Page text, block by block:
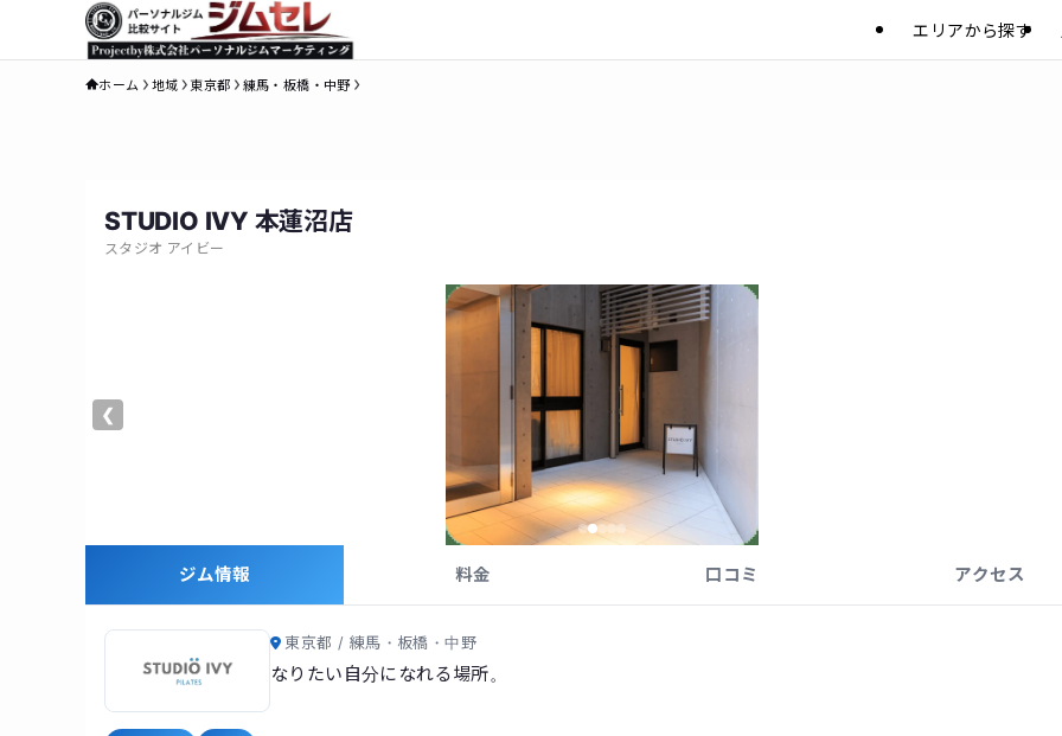
エリアから探す
ホーム 地域 東京都 練馬・板橋・中野
STUDIO IVY 本蓮沼店
スタジオ アイビー
❮
ジム情報 料金 口コミ アクセス
東京都 / 練馬・板橋・中野
なりたい自分になれる場所。